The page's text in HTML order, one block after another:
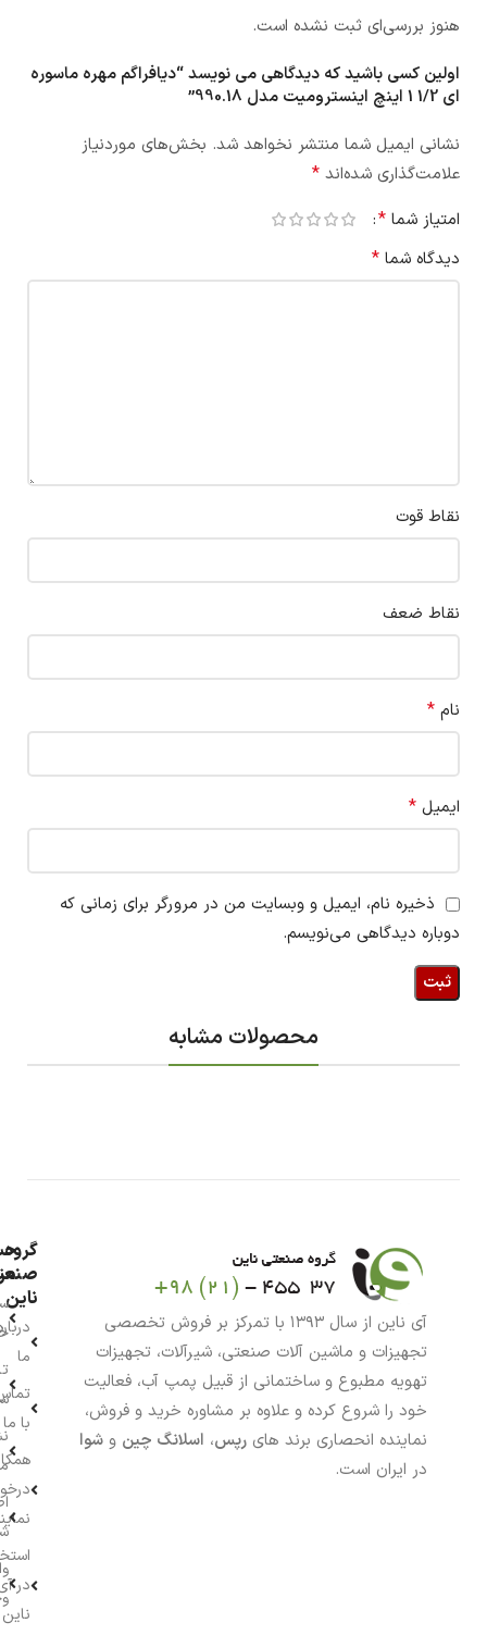
هنوز بررسی‌ای ثبت نشده است.
اولین کسی باشید که دیدگاهی می نویسد “دیافراگم مهره ماسوره
ای 1/2 1 اینچ اینسترومیت مدل 990.18”
نشانی ایمیل شما منتشر نخواهد شد. بخش‌های موردنیاز
علامت‌گذاری شده‌اند *
امتیاز شما *
دیدگاه شما *
نقاط قوت
نقاط ضعف
نام *
ایمیل *
ذخیره نام، ایمیل و وبسایت من در مرورگر برای زمانی که
دوباره دیدگاهی می‌نویسم.
محصولات مشابه
آی ناین از سال ۱۳۹۳ با تمرکز بر فروش تخصصی
تجهیزات و ماشین آلات صنعتی، شیرآلات، تجهیزات
تهویه مطبوع و ساختمانی از قبیل پمپ آب، فعالیت
خود را شروع کرده و علاوه بر مشاوره خرید و فروش،
نماینده انحصاری برند های رپس، اسلانگ چین و شوا
در ایران است.
گروه
ناین
ما
با ما
در
ناین